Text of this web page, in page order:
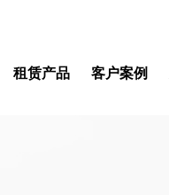
租赁产品 客户案例